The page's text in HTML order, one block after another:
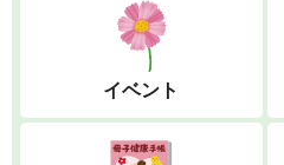
イベント